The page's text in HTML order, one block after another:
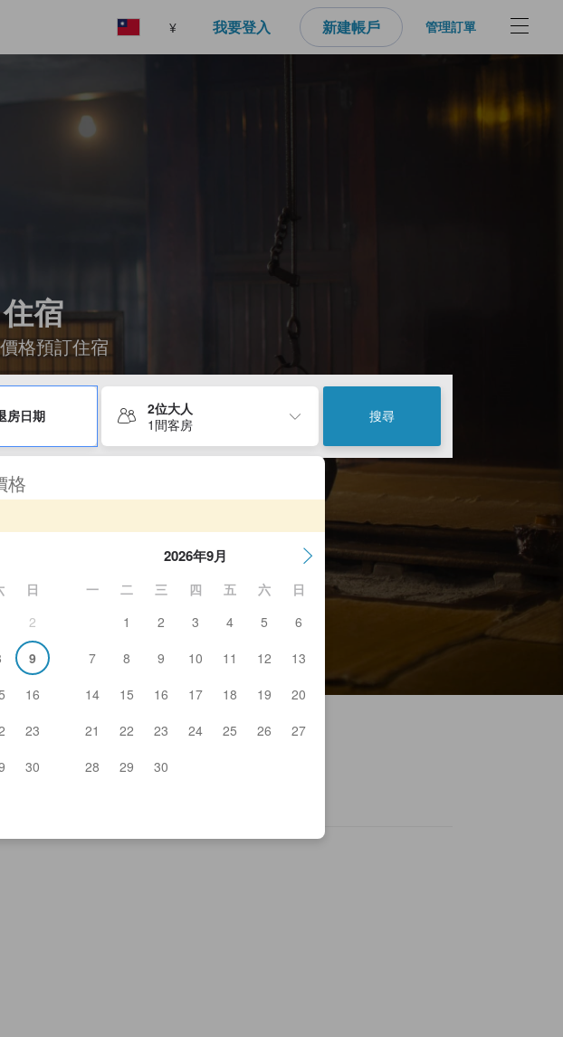
¥ 我要登入 新建帳戶 管理訂單
宿
格預訂住宿
房日期
2位大人
1間客房
搜尋
格
日
2
9
16
23
30
2026年9月
一 二 三 四 五 六
日
1
2 3 4 5
6
7
8 9 10 11 12
13
14
15 16 17 18 19
20
21
22 23 24 25 26
27
28
29 30